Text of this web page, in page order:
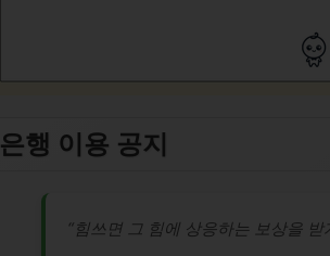
은행 이용 공지
“힘쓰면 그 힘에 상응하는 보상을 받